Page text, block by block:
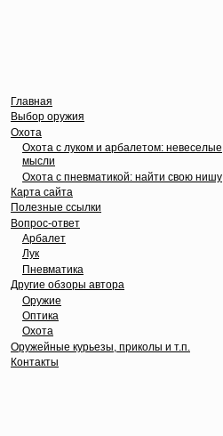
Главная
Выбор оружия
Охота
Охота с луком и арбалетом: невеселые
мысли
Охота с пневматикой: найти свою нишу
Карта сайта
Полезные ссылки
Вопрос-ответ
Арбалет
Лук
Пневматика
Другие обзоры автора
Оружие
Оптика
Охота
Оружейные курьезы, приколы и т.п.
Контакты